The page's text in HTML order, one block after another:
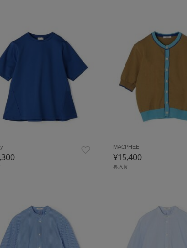
MACPHEE
¥15,400
再入荷